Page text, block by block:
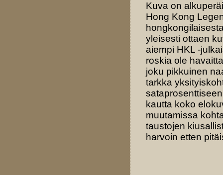
Kuva on
Hong Kong
yleisesti ottaen
aiempi HKL -
roskia ole
joku pikkuinen
tarkka
kautta koko
muutamissa
taustojen
harvoin etten